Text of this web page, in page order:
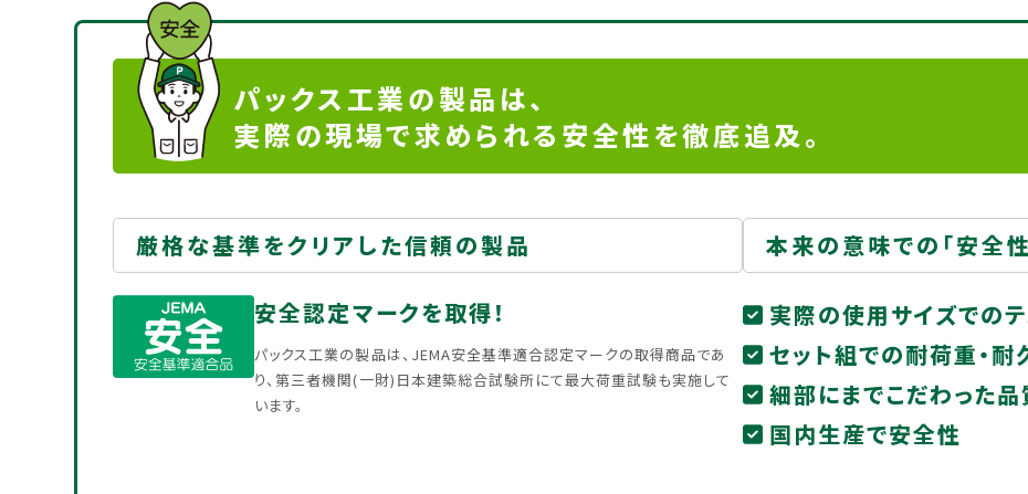
パックス工業の製品は、
実際の現場で求められる 安全性を徹底追及。
厳格な基準をクリアした信頼の製品
安全認定マークを取得！
パックス工業の製品は、JEMA安全基準適合認定マークの取得商品であ
り、第三者機関(一財)日本建築総合試験所にて最大荷重試験も実施して
います。
本来の意味での「安全性
実際の使用サイズでの
セット組での耐荷重・
細部にまでこだわった
国内生産で安全性